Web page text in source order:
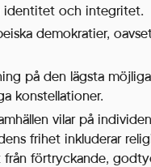
identitet och integritet.
demokratier,
på den lägsta
konstellationer.
vilar på
frihet inkluderar
förtryckande,